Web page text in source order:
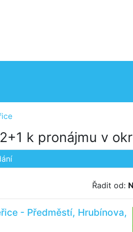
k pronájmu v
Řadit od:
- Předměstí, Hrubínova,